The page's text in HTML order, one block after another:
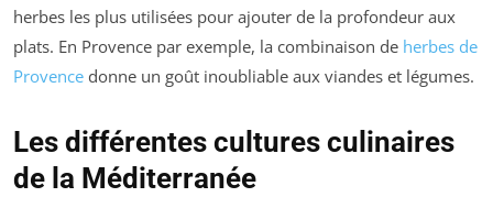
herbes les plus utilisées pour ajouter de la profondeur aux
plats. En Provence par exemple, la combinaison de herbes de
Provence donne un goût inoubliable aux viandes et légumes.
Les différentes cultures culinaires
de la Méditerranée